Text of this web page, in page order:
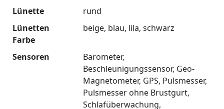
Lünette
rund
Lünetten
Farbe
beige blau lila schwarz
Sensoren
Barometer
Beschleunigungssensor Geo-
Magnetometer GPS Pulsmesser
Pulsmesser ohne Brustgurt
Schlafüberwachung